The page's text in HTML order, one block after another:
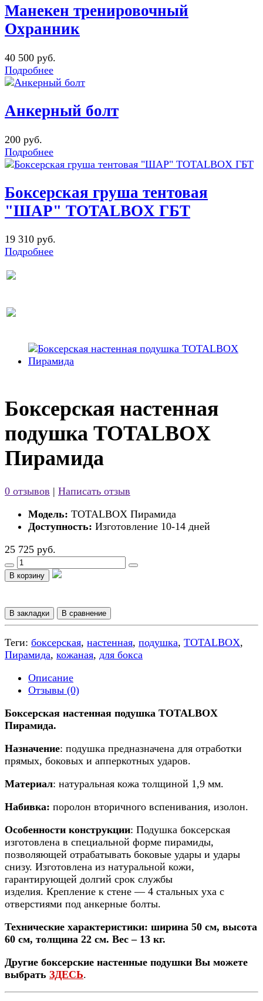
Манекен тренировочный
Охранник
40 500 руб.
Подробнее
Анкерный болт
200 руб.
Подробнее
Боксерская груша тентовая
"ШАР" TOTALBOX ГБТ
19 310 руб.
Подробнее
Боксерская настенная
подушка TOTALBOX
Пирамида
0 отзывов | Написать отзыв
Модель: TOTALBOX Пирамида
Доступность: Изготовление 10-14 дней
25 725 руб.
В корзину
В закладки В сравнение
Теги: боксерская, настенная, подушка, TOTALBOX,
Пирамида, кожаная, для бокса
Описание
Отзывы (0)
Боксерская настенная подушка TOTALBOX
Пирамида.
Назначение: подушка предназначена для отработки
прямых, боковых и апперкотных ударов.
Материал: натуральная кожа толщиной 1,9 мм.
Набивка: поролон вторичного вспенивания, изолон.
Особенности конструкции: Подушка боксерская
изготовлена в специальной форме пирамиды,
позволяющей отрабатывать боковые удары и удары
снизу. Изготовлена из натуральной кожи,
гарантирующей долгий срок службы
изделия. Крепление к стене — 4 стальных уха с
отверстиями под анкерные болты.
Технические характеристики: ширина 50 см, высота
60 см, толщина 22 см. Вес – 13 кг.
Другие боксерские настенные подушки Вы можете
выбрать ЗДЕСЬ.